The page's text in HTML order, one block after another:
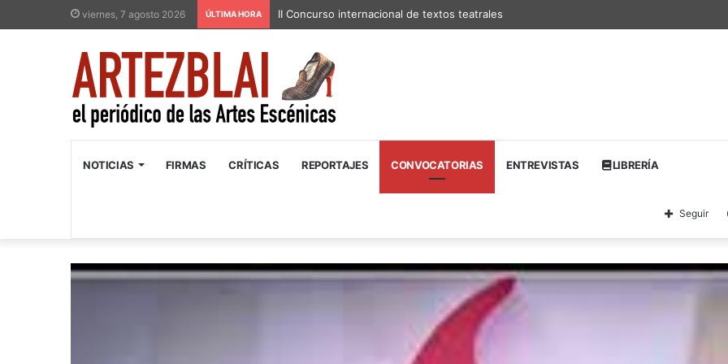
viernes, 7 agosto 2026 ÚLTIMA HORA II Concurso internacional de textos teatrales
NOTICIAS FIRMAS CRÍTICAS REPORTAJES CONVOCATORIAS ENTREVISTAS LIBRERÍA
Seguir